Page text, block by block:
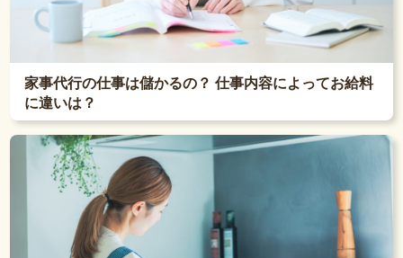
家事代行の仕事は儲かるの？ 仕事内容によってお給料
に違いは？